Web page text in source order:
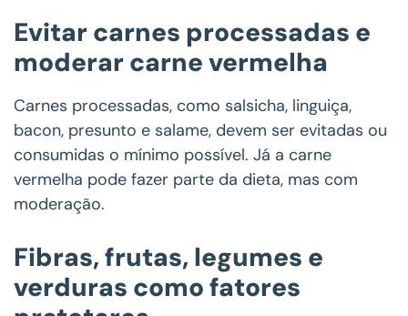
Evitar carnes processadas e
moderar carne vermelha
Carnes processadas, como salsicha, linguiça,
bacon, presunto e salame, devem ser evitadas ou
consumidas o mínimo possível. Já a carne
vermelha pode fazer parte da dieta, mas com
moderação.
Fibras, frutas, legumes e
verduras como fatores